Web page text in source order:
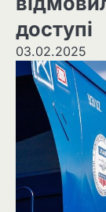
доступі
03.02.2025